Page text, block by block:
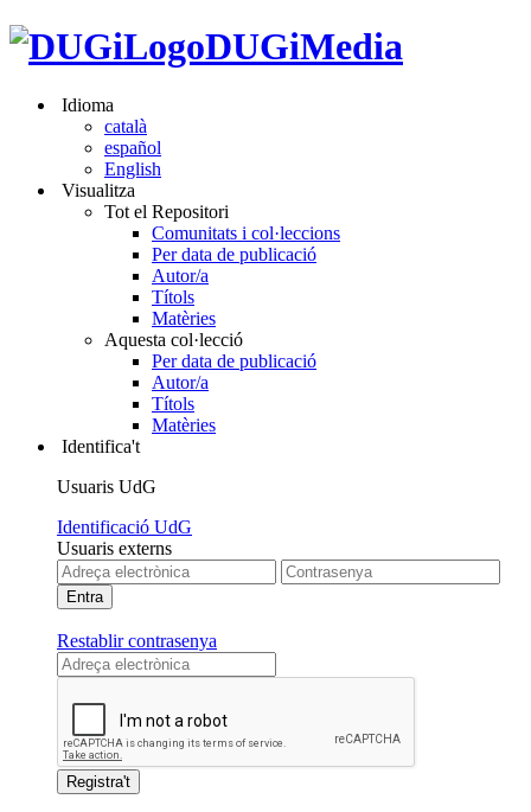
DUGiMedia
Idioma
català
español
English
Visualitza
Tot el Repositori
Comunitats i col·leccions
Per data de publicació
Autor/a
Títols
Matèries
Aquesta col·lecció
Per data de publicació
Autor/a
Títols
Matèries
Identifica't
Usuaris UdG
Identificació UdG
Usuaris externs
Restablir contrasenya